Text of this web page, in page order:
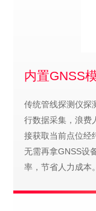
内置GNSS
传统管线探测仪探
行数据采集，浪费
接获取当前点位经
无需再拿GNSS设
率，节省人力成本。